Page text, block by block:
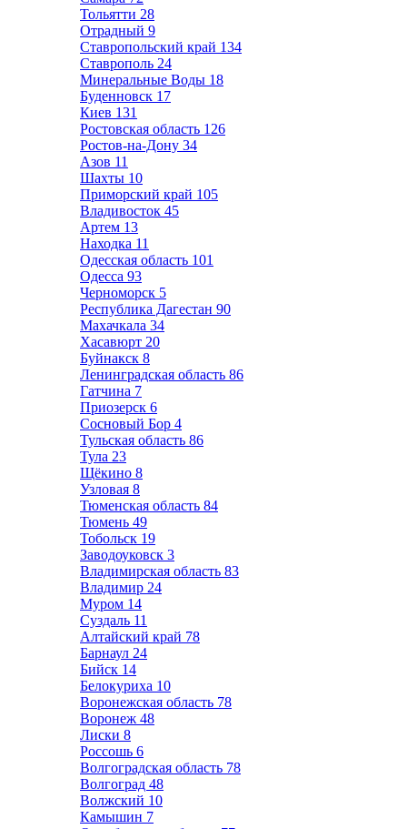
Тольятти 28
Отрадный 9
Ставропольский край 134
Ставрополь 24
Минеральные Воды 18
Буденновск 17
Киев 131
Ростовская область 126
Ростов-на-Дону 34
Азов 11
Шахты 10
Приморский край 105
Владивосток 45
Артем 13
Находка 11
Одесская область 101
Одесса 93
Черноморск 5
Республика Дагестан 90
Махачкала 34
Хасавюрт 20
Буйнакск 8
Ленинградская область 86
Гатчина 7
Приозерск 6
Сосновый Бор 4
Тульская область 86
Тула 23
Щёкино 8
Узловая 8
Тюменская область 84
Тюмень 49
Тобольск 19
Заводоуковск 3
Владимирская область 83
Владимир 24
Муром 14
Суздаль 11
Алтайский край 78
Барнаул 24
Бийск 14
Белокуриха 10
Воронежская область 78
Воронеж 48
Лиски 8
Россошь 6
Волгоградская область 78
Волгоград 48
Волжский 10
Камышин 7